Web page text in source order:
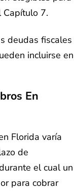
Capítulo 7.
deudas fiscales
incluirse en
En
Florida varía
de
el cual un
para cobrar